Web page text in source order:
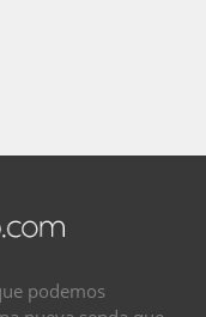
podemos